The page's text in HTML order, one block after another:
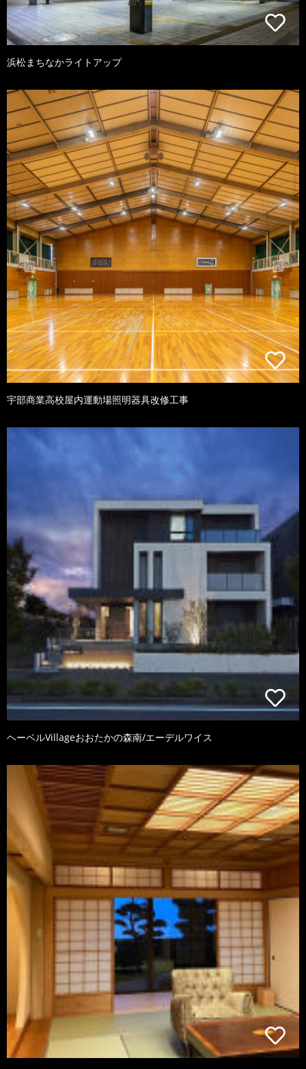
浜松まちなかライトアップ
宇部商業高校屋内運動場照明器具改修工事
ヘーベルVillageおおたかの森南/エーデルワイス